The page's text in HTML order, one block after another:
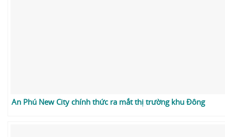
An Phú New City chính thức ra mắt thị trường khu Đông